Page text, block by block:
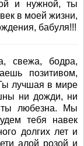
и нужной, ты
в моей жизни,
бабуля!!!
свежа, бодра,
позитивом,
лучшая в мире
ни дожди, ни
ты любезна. Мы
тебя навек
долгих лет и
алой розой и